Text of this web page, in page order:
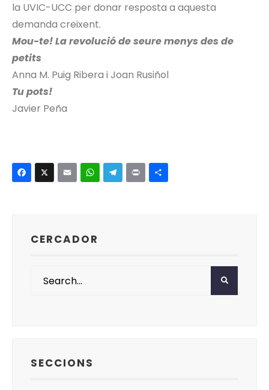
la UVIC-UCC per donar resposta a aquesta
demanda creixent.
Mou-te! La revolució de seure menys des de
petits
Anna M. Puig Ribera i Joan Rusiñol
Tu pots!
Javier Peña
Facebook
X Email
WhatsApp
Telegram
Print
CERCADOR
SECCIONS